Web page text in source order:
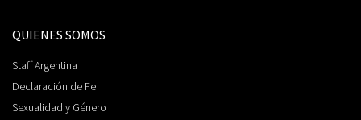
QUIENES SOMOS
Staff Argentina
Declaración de Fe
Sexualidad y Género